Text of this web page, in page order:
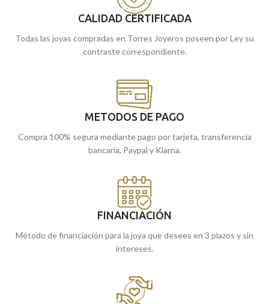
Encuéntrala
de Málaga, ocómprala
CALIDAD CERTIFICADA
Todas las joyas compradas en Torres Joyeros poseen por Ley su
contraste correspondiente.
METODOS DE PAGO
Compra 100% segura mediante pago por tarjeta, transferencia
bancaria, Paypal y Klarna.
FINANCIACIÓN
Método de financiación para la joya que desees en 3 plazos y sin
intereses.